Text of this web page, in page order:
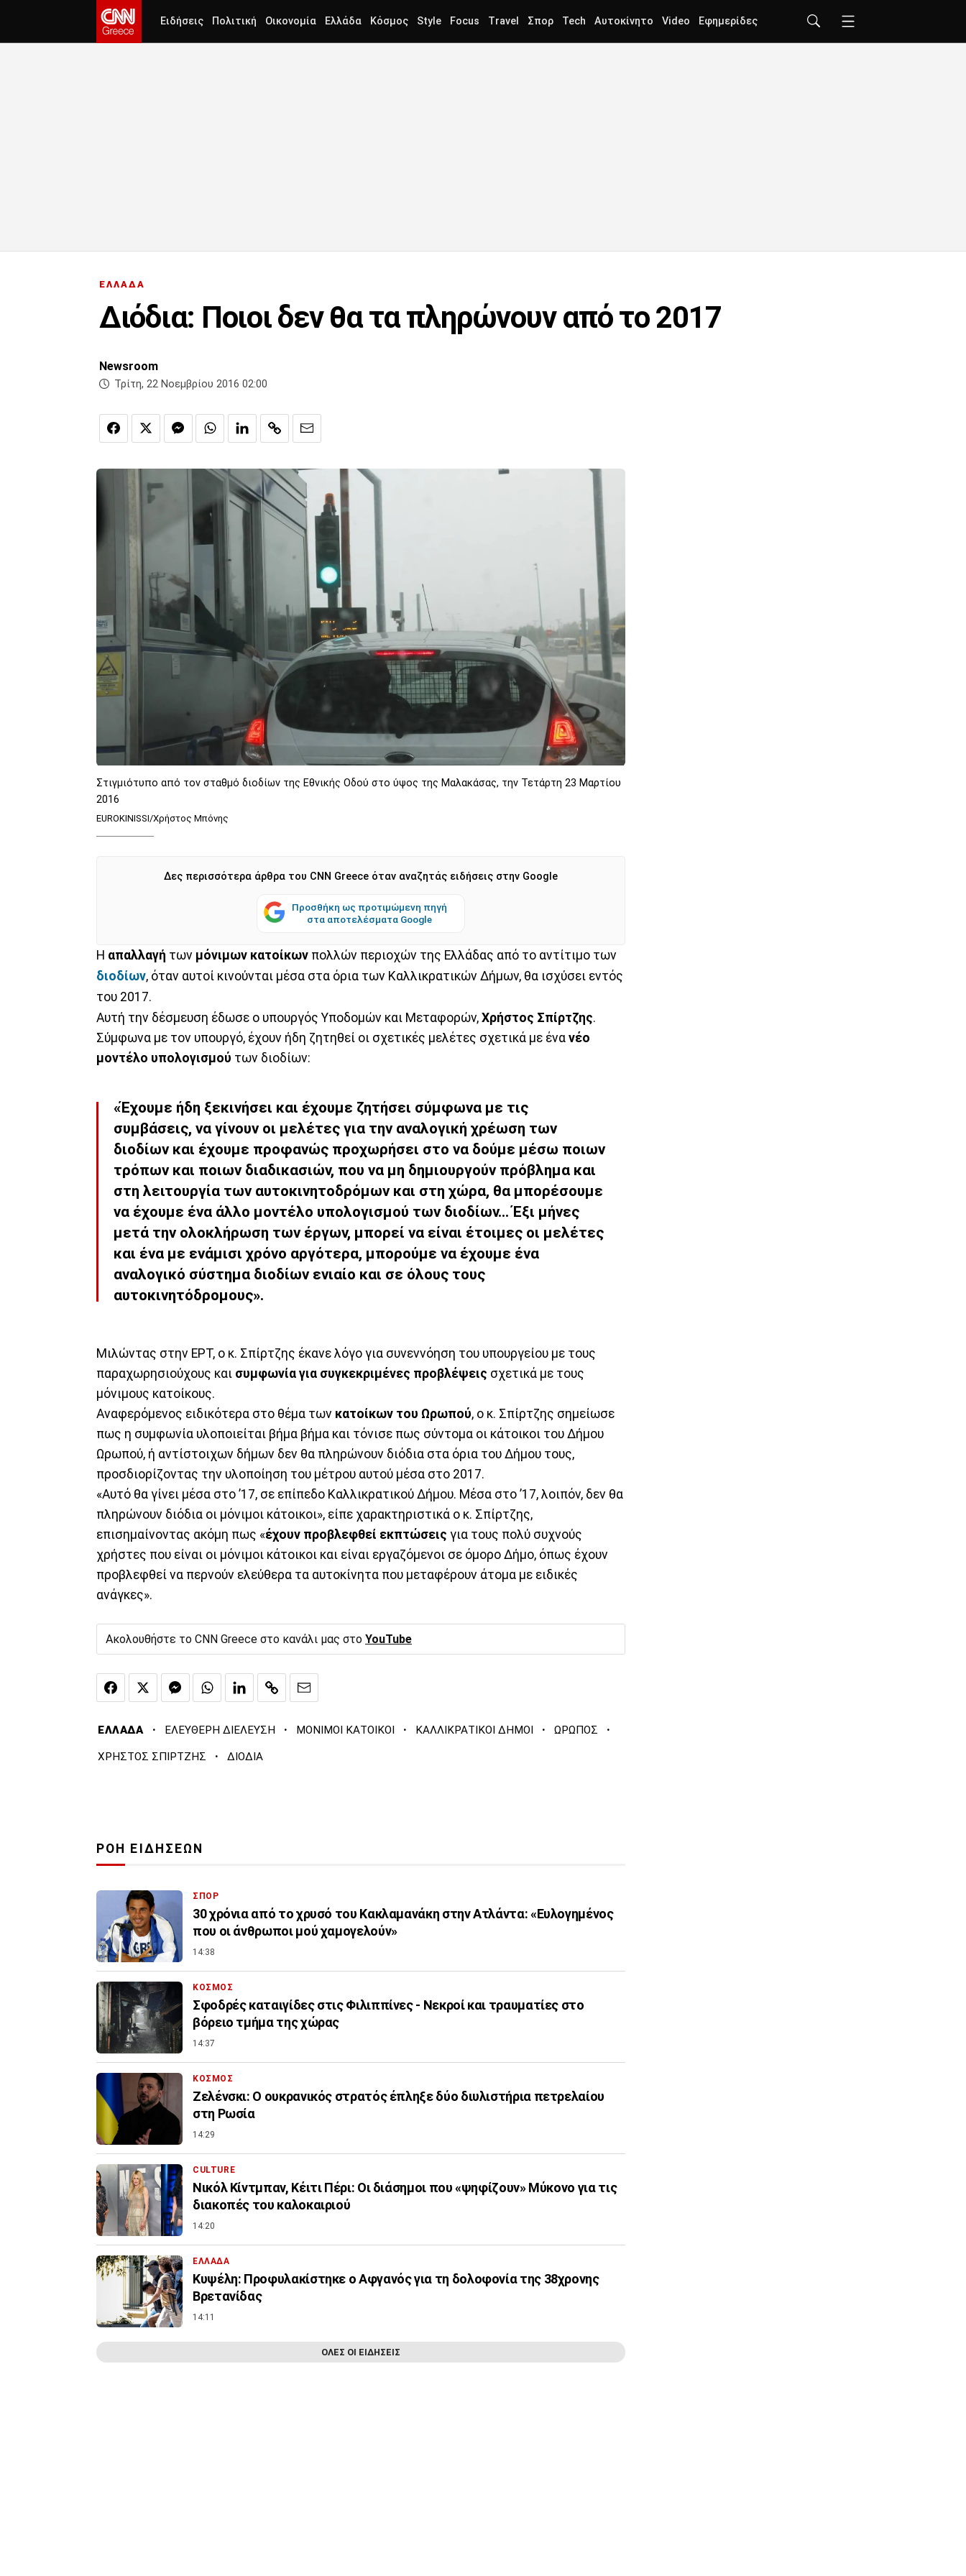
Ειδήσεις Πολιτική Οικονομία Ελλάδα Κόσμος Style Focus Travel Σπορ Tech Αυτοκίνητο Video Εφημερίδες
ΕΛΛΑΔΑ
Διόδια: Ποιοι δεν θα τα πληρώνουν από το 2017
Newsroom
Τρίτη, 22 Νοεμβρίου 2016 02:00
Στιγμιότυπο από τον σταθμό διοδίων της Εθνικής Οδού στο ύψος της Μαλακάσας, την Τετάρτη 23 Μαρτίου
2016
EUROKINISSI/Χρήστος Μπόνης
Δες περισσότερα άρθρα του CNN Greece όταν αναζητάς ειδήσεις στην Google
Προσθήκη ως προτιμώμενη πηγή
στα αποτελέσματα Google
Η απαλλαγή των μόνιμων κατοίκων πολλών περιοχών της Ελλάδας από το αντίτιμο των
διοδίων, όταν αυτοί κινούνται μέσα στα όρια των Καλλικρατικών Δήμων, θα ισχύσει εντός
του 2017.
Αυτή την δέσμευση έδωσε ο υπουργός Υποδομών και Μεταφορών, Χρήστος Σπίρτζης.
Σύμφωνα με τον υπουργό, έχουν ήδη ζητηθεί οι σχετικές μελέτες σχετικά με ένα νέο
μοντέλο υπολογισμού των διοδίων:
«Έχουμε ήδη ξεκινήσει και έχουμε ζητήσει σύμφωνα με τις
συμβάσεις, να γίνουν οι μελέτες για την αναλογική χρέωση των
διοδίων και έχουμε προφανώς προχωρήσει στο να δούμε μέσω ποιων
τρόπων και ποιων διαδικασιών, που να μη δημιουργούν πρόβλημα και
στη λειτουργία των αυτοκινητοδρόμων και στη χώρα, θα μπορέσουμε
να έχουμε ένα άλλο μοντέλο υπολογισμού των διοδίων... Έξι μήνες
μετά την ολοκλήρωση των έργων, μπορεί να είναι έτοιμες οι μελέτες
και ένα με ενάμισι χρόνο αργότερα, μπορούμε να έχουμε ένα
αναλογικό σύστημα διοδίων ενιαίο και σε όλους τους
αυτοκινητόδρομους».
Μιλώντας στην ΕΡΤ, ο κ. Σπίρτζης έκανε λόγο για συνεννόηση του υπουργείου με τους
παραχωρησιούχους και συμφωνία για συγκεκριμένες προβλέψεις σχετικά με τους
μόνιμους κατοίκους.
Αναφερόμενος ειδικότερα στο θέμα των κατοίκων του Ωρωπού, ο κ. Σπίρτζης σημείωσε
πως η συμφωνία υλοποιείται βήμα βήμα και τόνισε πως σύντομα οι κάτοικοι του Δήμου
Ωρωπού, ή αντίστοιχων δήμων δεν θα πληρώνουν διόδια στα όρια του Δήμου τους,
προσδιορίζοντας την υλοποίηση του μέτρου αυτού μέσα στο 2017.
«Αυτό θα γίνει μέσα στο ’17, σε επίπεδο Καλλικρατικού Δήμου. Μέσα στο ’17, λοιπόν, δεν θα
πληρώνουν διόδια οι μόνιμοι κάτοικοι», είπε χαρακτηριστικά ο κ. Σπίρτζης,
επισημαίνοντας ακόμη πως «έχουν προβλεφθεί εκπτώσεις για τους πολύ συχνούς
χρήστες που είναι οι μόνιμοι κάτοικοι και είναι εργαζόμενοι σε όμορο Δήμο, όπως έχουν
προβλεφθεί να περνούν ελεύθερα τα αυτοκίνητα που μεταφέρουν άτομα με ειδικές
ανάγκες».
Ακολουθήστε το CNN Greece στο κανάλι μας στο YouTube
ΕΛΛΑΔΑ · ΕΛΕΥΘΕΡΗ ΔΙΕΛΕΥΣΗ · ΜΟΝΙΜΟΙ ΚΑΤΟΙΚΟΙ · ΚΑΛΛΙΚΡΑΤΙΚΟΙ ΔΗΜΟΙ · ΩΡΩΠΟΣ ·
ΧΡΗΣΤΟΣ ΣΠΙΡΤΖΗΣ · ΔΙΟΔΙΑ
ΡΟΗ ΕΙΔΗΣΕΩΝ
ΣΠΟΡ
30 χρόνια από το χρυσό του Κακλαμανάκη στην Ατλάντα: «Ευλογημένος
που οι άνθρωποι μού χαμογελούν»
14:38
ΚΟΣΜΟΣ
Σφοδρές καταιγίδες στις Φιλιππίνες - Νεκροί και τραυματίες στο
βόρειο τμήμα της χώρας
14:37
ΚΟΣΜΟΣ
Ζελένσκι: O ουκρανικός στρατός έπληξε δύο διυλιστήρια πετρελαίου
στη Ρωσία
14:29
CULTURE
Νικόλ Κίντμπαν, Κέιτι Πέρι: Οι διάσημοι που «ψηφίζουν» Μύκονο για τις
διακοπές του καλοκαιριού
14:20
ΕΛΛΑΔΑ
Κυψέλη: Προφυλακίστηκε ο Αφγανός για τη δολοφονία της 38χρονης
Βρετανίδας
14:11
ΟΛΕΣ ΟΙ ΕΙΔΗΣΕΙΣ